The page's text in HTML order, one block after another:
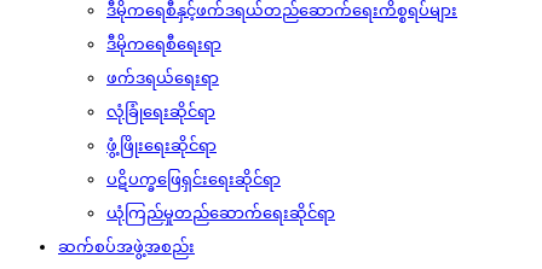
ဒီမိုကရေစီနှင့်ဖက်ဒရယ်တည်ဆောက်‌ရေးကိစ္စရပ်များ
ဒီမိုကရေစီရေးရာ
ဖက်ဒရယ်ရေးရာ
လုံခြုံရေးဆိုင်ရာ
ဖွံ့ဖြိုးရေးဆိုင်ရာ
ပဋိပက္ခဖြေရှင်းရေးဆိုင်ရာ
ယုံကြည်မှုတည်ဆောက်ရေးဆိုင်ရာ
ဆက်စပ်အဖွဲ့အစည်း